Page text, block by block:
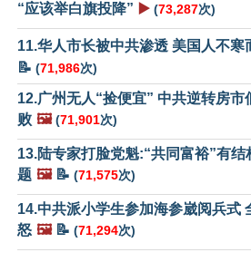
“应该举白旗投降” ▶️ (73,287次)
11.华人市长被中共渗透 美国人不寒
📝 (71,986次)
12.广州无人“捡便宜” 中共逆转房市
败 🖼️ (71,901次)
13.陆专家打脸党魁:“共同富裕”有结
题 🖼️📝 (71,575次)
14.中共派小学生参加海参崴阅兵式
怒 🖼️📝 (71,294次)